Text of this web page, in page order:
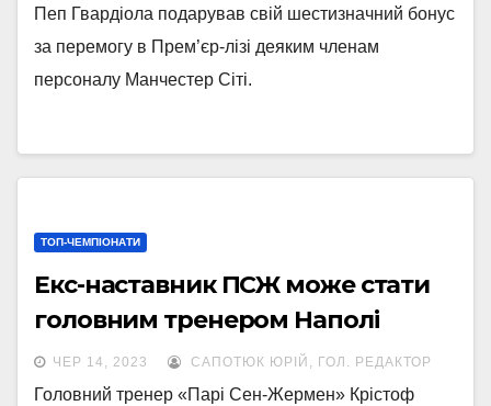
Пеп Гвардіола подарував свій шестизначний бонус
за перемогу в Прем’єр-лізі деяким членам
персоналу Манчестер Сіті.
ТОП-ЧЕМПІОНАТИ
Екс-наставник ПСЖ може стати
головним тренером Наполі
ЧЕР 14, 2023 САПОТЮК ЮРІЙ, ГОЛ. РЕДАКТОР
Головний тренер «Парі Сен-Жермен» Крістоф